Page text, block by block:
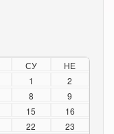
СУ
НЕ
1
2
8
9
15
16
22
23